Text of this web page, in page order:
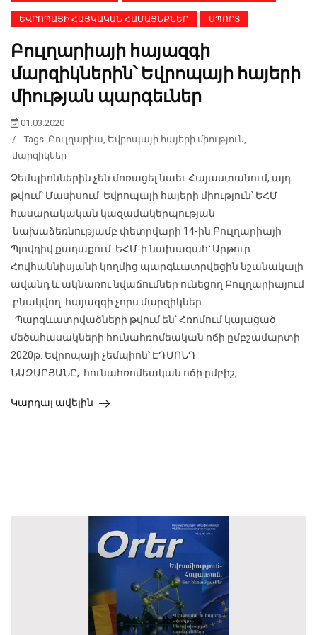
ԵՎՐՈՊԱՅԻ ՀԱՅԿԱԿԱՆ ՀԱՄԱՅՆՔՆԵՐ ՍՊՈՐՏ
Բուլղարիայի հայազգի
մարզիկներին՝ Եվրոպայի հայերի
միության պարգեւներ
01.03.2020
/
Tags: Բուլղարիա Եվրոպայի հայերի միություն
մարզիկներ
Չեմպիոններին չեն մոռացել նաեւ Հայաստանում, այդ
թվում՝ Մասիսում Եվրոպայի հայերի միություն՝ ԵՀՄ
հասարակական կազամակերպության
նախաձեռնությամբ փետրվարի 14-ին Բուլղարիայի
Պլովդիվ քաղաքում ԵՀՄ-ի նախագահ՝ Արթուր
Հովհաննիսյանի կողմից պարգևատրվեցին նշանակալի
ավանդ և ակնառու նվաճումներ ունեցող Բուլղարիայում
բնակվող հայազգի չորս մարզիկներ:
Պարգևատրվածների թվում են՝ Հռոմում կայացած
մեծահասակների հունահռոմեական ոճի ըմբշամարտի
2020թ. Եվրոպայի չեմպիոն՝ ԷԴՄՈՆԴ
ՆԱԶԱՐՅԱՆԸ, հունահռոմեական ոճի ըմբիշ,...
Կարդալ ավելին